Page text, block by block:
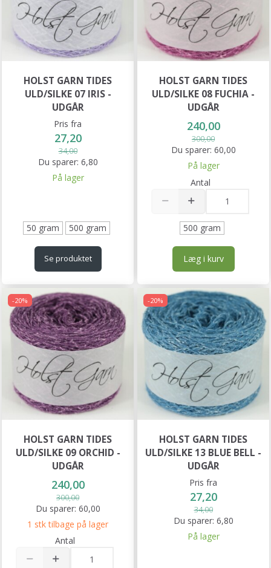
HOLST GARN TIDES
ULD/SILKE 07 IRIS -
UDGÅR
Pris fra
27,20
34,00
Du sparer: 6,80
På lager
50 gram 500 gram
Se produktet
HOLST GARN TIDES
ULD/SILKE 08 FUCHIA -
UDGÅR
240,00
300,00
Du sparer: 60,00
På lager
Antal
500 gram
Læg i kurv
-20%
HOLST GARN TIDES
ULD/SILKE 09 ORCHID -
UDGÅR
240,00
300,00
Du sparer: 60,00
1 stk tilbage på lager
Antal
-20%
HOLST GARN TIDES
ULD/SILKE 13 BLUE BELL -
UDGÅR
Pris fra
27,20
34,00
Du sparer: 6,80
På lager